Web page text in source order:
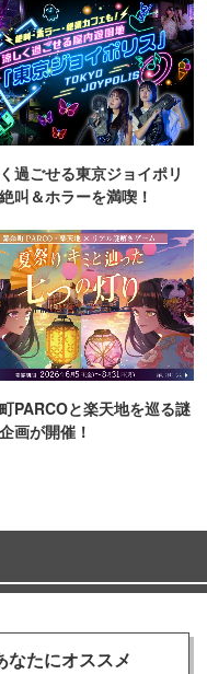
過ごせる東京ジョイポリ
叫＆ホラーを満喫！
PARCOと楽天地を巡る謎
画が開催！
なたにオススメ